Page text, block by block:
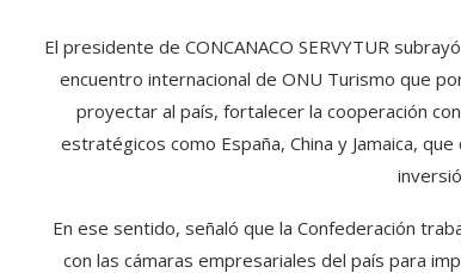
El presidente de CONCANACO SERVYTUR
encuentro internacional de ONU Turismo que
proyectar al país, fortalecer la cooperación
estratégicos como España, China y Jamaica,
En ese sentido, señaló que la Confederación
con las cámaras empresariales del país para